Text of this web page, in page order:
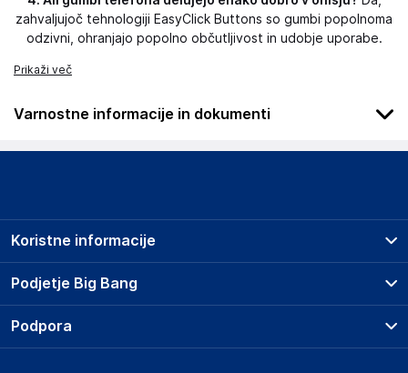
zahvaljujoč tehnologiji EasyClick Buttons so gumbi popolnoma
odzivni, ohranjajo popolno občutljivost in udobje uporabe.
Prikaži več
Varnostne informacije in dokumenti
Podatki o proizvajalcu
3mk
Poljska
Podjetje Big Bang
O podjetju
Koristne informacije
Prodajna mesta
Storitve
Dostava, vnos in odvoz
Podpora